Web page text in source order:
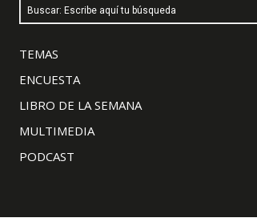
Buscar: Escribe aquí tu búsqueda
TEMAS
ENCUESTA
LIBRO DE LA SEMANA
MULTIMEDIA
PODCAST